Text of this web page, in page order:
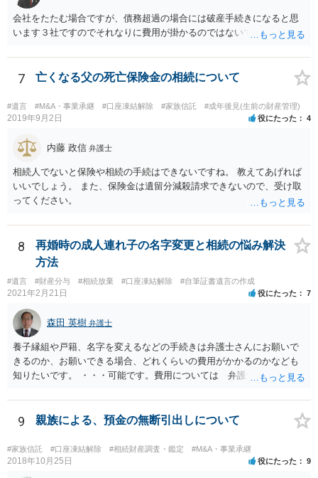
会社をたたむ場合ですが、債務超過の場合には破産手続きになると思
います３社ですのでそれなりに費用が掛かるのではないでしょうか。
7 亡くなる父の死亡保険金の相続について
#遺言 #M&A・事業承継 #口座凍結解除 #家族信託 #成年後見(生前の財産管理)
2019年9月2日 役にたった 4
内藤 政信 弁護士
相続人でないと保険や相続の手続はできないですね。 教えてあげれば
いいでしょう。 また、保険金は遺留分減殺請求できないので、受け取
ってください。
8
再婚時の成人連れ子の名字変更と相続の悩み解決
方法
#遺言 #財産分与 #相続放棄 #口座凍結解除 #自筆証書遺言の作成
2021年2月21日 役にたった 7
森田 英樹 弁護士
養子縁組や戸籍、名字を変えるなどの手続きは弁護士さんにお願いで
きるのか、お願いできる場合、どれくらいの費用がかかるのかなども
知りたいです。 ・・・可能です。費用については 弁護士と直接面談
ています。 やはり、成人した子のことまでごちゃごちゃ考えず、自分
の事だけ考えるべきなのでしょうか ・・・お子さんの事をまで含め良
と親子関係を結びたいと思っているが、名字は変えたくない・・・養
子縁組の必要があり 氏も変更することになります。 しかし 彼は成人
しているとは言え、自分の子と私の連れ子、全て平等にしたいと希
9 親族による、預金の無断引出しについて
#家族信託 #口座凍結解除 #相続財産調査・鑑定 #M&A・事業承継
2018年10月25日 役にたった 9